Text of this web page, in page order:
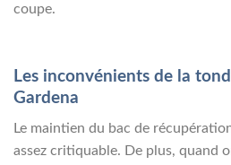
coupe.
Les inconvénients de la
Gardena
Le maintien du bac de
assez critiquable. De plus, quand